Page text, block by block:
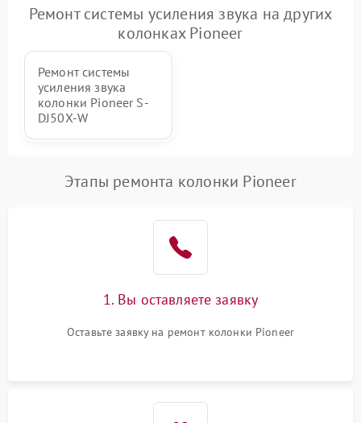
Ремонт системы усиления звука на других
колонках Pioneer
Ремонт системы
усиления звука
колонки Pioneer S-
DJ50X-W
Этапы ремонта колонки Pioneer
1. Вы оставляете заявку
Оставьте заявку на ремонт колонки Pioneer